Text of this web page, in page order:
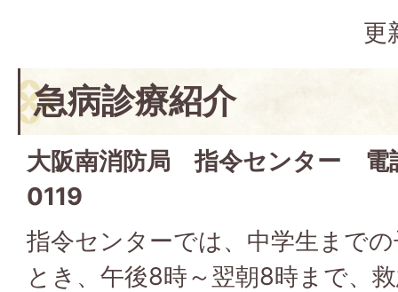
更
急病診療紹介
大阪南消防局 指令センター
0119
指令センターでは、中学生まで
とき、午後8時～翌朝8時まで、